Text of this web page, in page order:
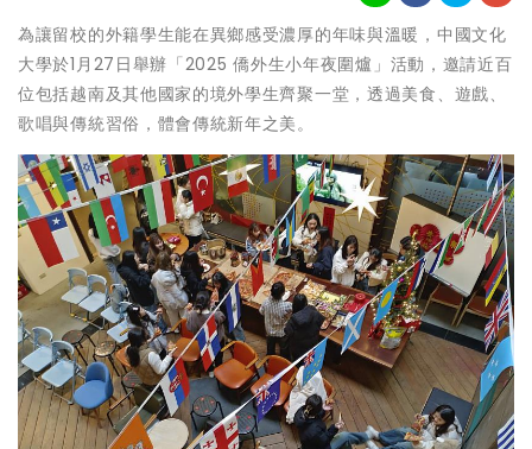
為讓留校的外籍學生能在異鄉感受濃厚的年味與溫暖，中國文化
大學於1月27日舉辦「2025 僑外生小年夜圍爐」活動，邀請近百
位包括越南及其他國家的境外學生齊聚一堂，透過美食、遊戲、
歌唱與傳統習俗，體會傳統新年之美。